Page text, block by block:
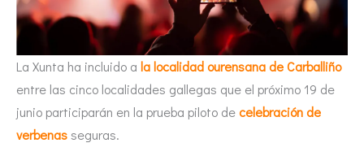
La Xunta ha incluido a la localidad ourensana de Carballiño
entre las cinco localidades gallegas que el próximo 19 de
junio participarán en la prueba piloto decelebración de
verbenasseguras.